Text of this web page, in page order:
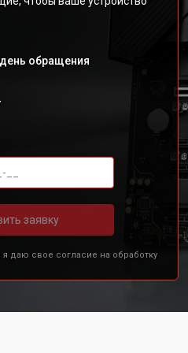
обращения
заявку
даю свое согласие на обработку